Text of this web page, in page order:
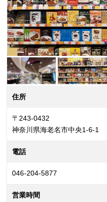
住所
〒243-0432
神奈川県海老名市中央1-6-1
電話
046-204-5877
営業時間